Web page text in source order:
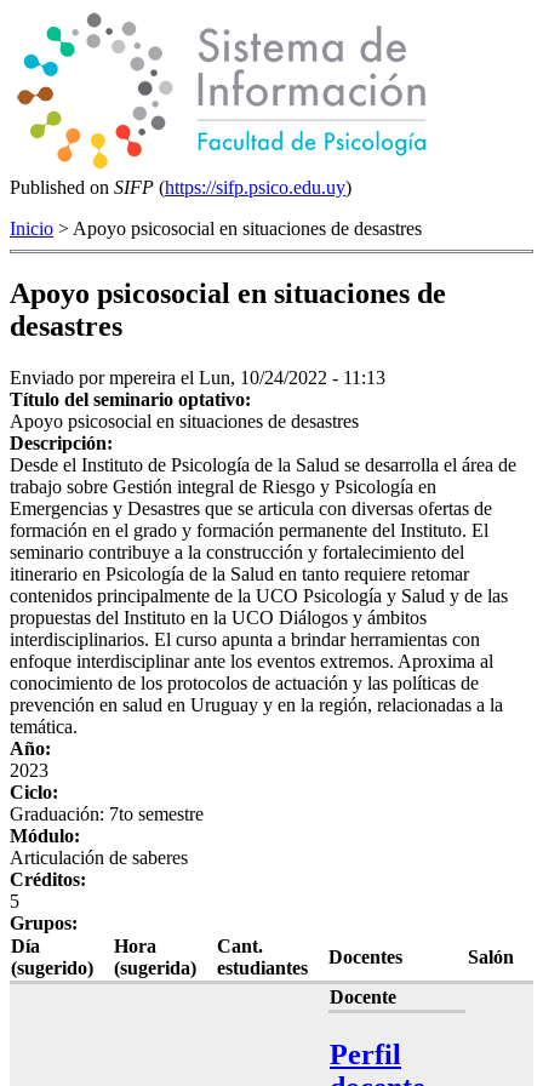
Published on SIFP (https://sifp.psico.edu.uy)
Inicio > Apoyo psicosocial en situaciones de desastres
Apoyo psicosocial en situaciones de
desastres
Enviado pormpereira el Lun, 10/24/2022 - 11:13
Título del seminario optativo:
Apoyo psicosocial en situaciones de desastres
Descripción:
Desde el Instituto de Psicología de la Salud se desarrolla el área de
trabajo sobre Gestión integral de Riesgo y Psicología en
Emergencias y Desastres que se articula con diversas ofertas de
formación en el grado y formación permanente del Instituto. El
seminario contribuye a la construcción y fortalecimiento del
itinerario en Psicología de la Salud en tanto requiere retomar
contenidos principalmente de la UCO Psicología y Salud y de las
propuestas del Instituto en la UCO Diálogos y ámbitos
interdisciplinarios. El curso apunta a brindar herramientas con
enfoque interdisciplinar ante los eventos extremos. Aproxima al
conocimiento de los protocolos de actuación y las políticas de
prevención en salud en Uruguay y en la región, relacionadas a la
temática.
Año:
2023
Ciclo:
Graduación: 7to semestre
Módulo:
Articulación de saberes
Créditos:
5
Grupos:
Día
(sugerido)
Hora
(sugerida)
Cant.
estudiantes
Docentes
Salón
Docente
Perfil